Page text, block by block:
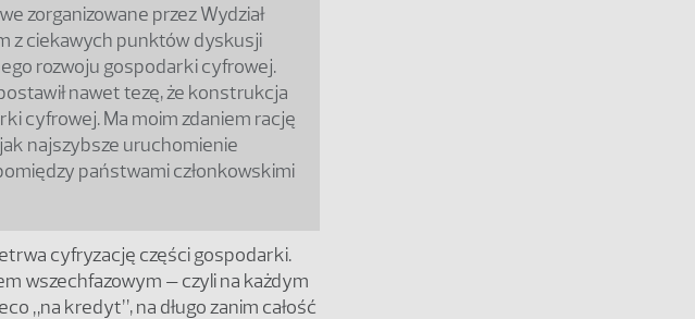
zorganizowane przez Wydział
z ciekawych punktów dyskusji
rozwoju gospodarki cyfrowej.
nawet tezę, że konstrukcja
cyfrowej. Ma moim zdaniem rację
najszybsze uruchomienie
państwami członkowskimi
cyfryzację części gospodarki.
wszechfazowym – czyli na każdym
„na kredyt”, na długo zanim całość